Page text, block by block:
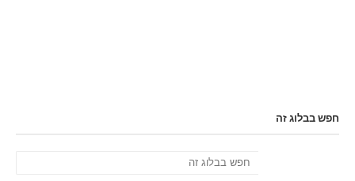
חפש בבלוג זה